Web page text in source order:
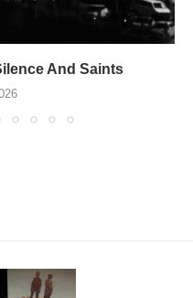
And Saints